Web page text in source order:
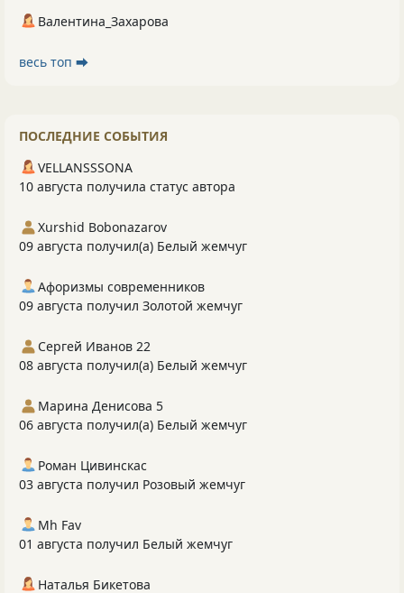
Валентина_Захарова
весь топ ⮕
ПОСЛЕДНИЕ СОБЫТИЯ
VELLANSSSONA
10 августа получила статус автора
Xurshid Bobonazarov
09 августа получил(а) Белый жемчуг
Афоризмы современников
09 августа получил Золотой жемчуг
Сергей Иванов 22
08 августа получил(а) Белый жемчуг
Марина Денисова 5
06 августа получил(а) Белый жемчуг
Роман Цивинскас
03 августа получил Розовый жемчуг
Mh Fav
01 августа получил Белый жемчуг
Наталья Бикетова